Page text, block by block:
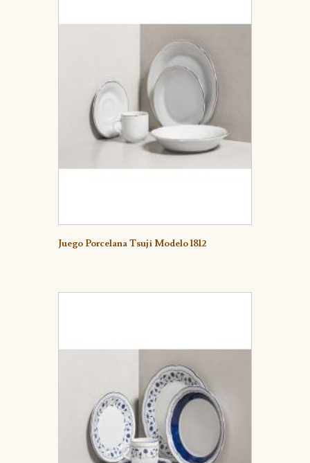
Detalle
Juego Porcelana Tsuji Modelo 1812